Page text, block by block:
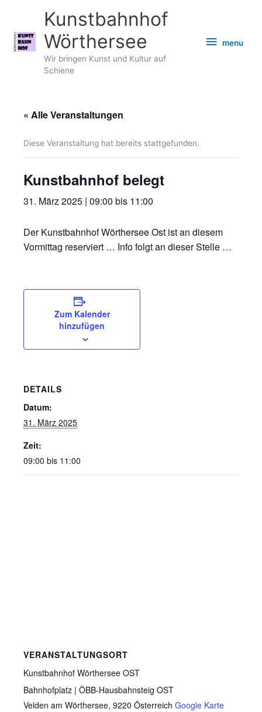
springen
Kunstbahnhof
Wörthersee
Wir bringen Kunst und Kultur auf
Schiene
menu
menu
« Alle Veranstaltungen
Diese Veranstaltung hat bereits stattgefunden.
Kunstbahnhof belegt
31. März 2025 | 09:00 bis 11:00
Der Kunstbahnhof Wörthersee Ost ist an diesem
Vormittag reserviert … Info folgt an dieser Stelle …
Zum Kalender
hinzufügen
DETAILS
Datum:
31. März 2025
Zeit:
09:00 bis 11:00
VERANSTALTUNGSORT
Kunstbahnhof Wörthersee OST
Bahnhofplatz | ÖBB-Hausbahnsteig OST
Velden am Wörthersee, 9220 Österreich Google Karte